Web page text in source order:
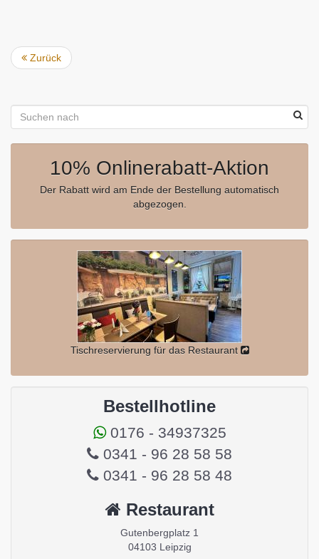
Zurück
10% Onlinerabatt-Aktion
Der Rabatt wird am Ende der Bestellung automatisch
abgezogen.
Tischreservierung für das Restaurant
Bestellhotline
0176 - 34937325
0341 - 96 28 58 58
0341 - 96 28 58 48
Restaurant
Gutenbergplatz 1
04103 Leipzig